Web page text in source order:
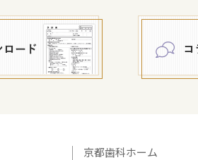
京都歯科ホーム